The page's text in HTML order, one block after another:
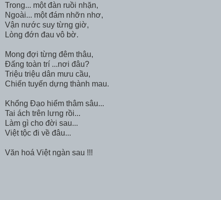
Trong... một đàn ruồi nhặn,
Ngoài... một đám nhỡn nhơ,
Vận nước suy từng giờ,
Lòng đớn đau vô bờ.
Mong đợi từng đêm thâu,
Đấng toàn trí ...nơi đâu?
Triệu triệu dân mưu cầu,
Chiến tuyến dựng thành mau.
Khổng Đạo hiểm thâm sâu...
Tai ách trên lưng rồi...
Làm gì cho đời sau...
Việt tộc đi về đâu...
Văn hoá Việt ngàn sau !!!